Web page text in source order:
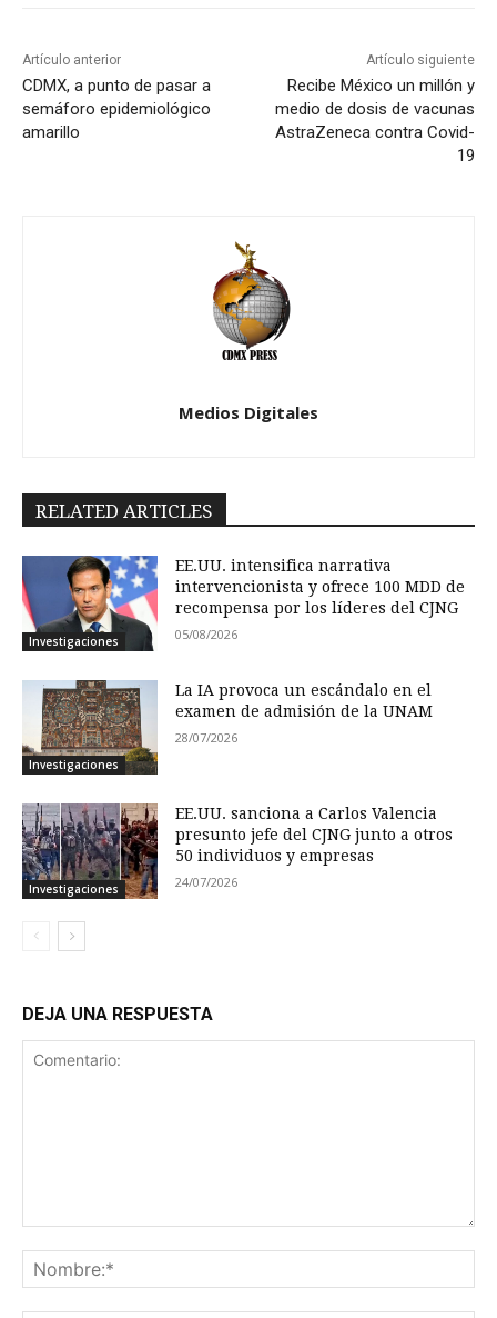
Artículo anterior
CDMX, a punto de pasar a
semáforo epidemiológico
amarillo
Artículo siguiente
Recibe México un millón y
medio de dosis de vacunas
AstraZeneca contra Covid-
19
Medios Digitales
RELATED ARTICLES
Investigaciones
EE.UU. intensifica narrativa
intervencionista y ofrece 100 MDD de
recompensa por los líderes del CJNG
05/08/2026
Investigaciones
La IA provoca un escándalo en el
examen de admisión de la UNAM
28/07/2026
Investigaciones
EE.UU. sanciona a Carlos Valencia
presunto jefe del CJNG junto a otros
50 individuos y empresas
24/07/2026
DEJA UNA RESPUESTA